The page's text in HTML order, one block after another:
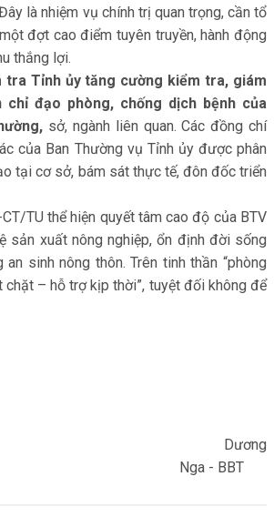
là nhiệm vụ chính trị quan trọng, cần tổ
đợt cao điểm tuyên truyền, hành động
thắng lợi.
tra Tỉnh ủy tăng cường kiểm tra, giám
đạo phòng, chống dịch bệnh của
, sở, ngành liên quan. Các đồng chí
của Ban Thường vụ Tỉnh ủy được phân
tại cơ sở, bám sát thực tế, đôn đốc triển
TU thể hiện quyết tâm cao độ của BTV
sản xuất nông nghiệp, ổn định đời sống
sinh nông thôn. Trên tinh thần “phòng
– hỗ trợ kịp thời”, tuyệt đối không để
Dương
Nga - BBT